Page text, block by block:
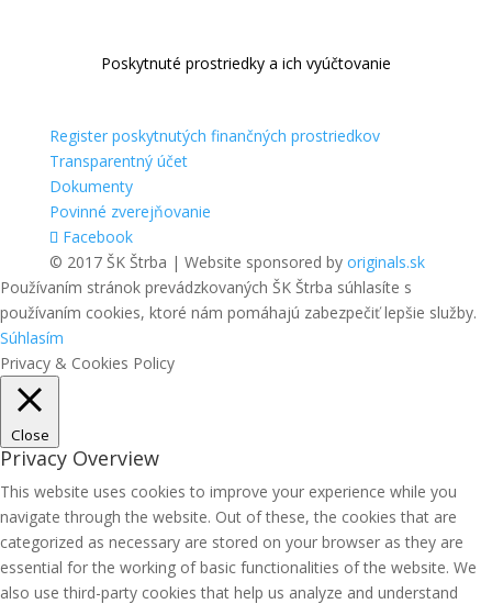
Poskytnuté prostriedky a ich vyúčtovanie
Register poskytnutých finančných prostriedkov
Transparentný účet
Dokumenty
Povinné zverejňovanie
Facebook
© 2017 ŠK Štrba | Website sponsored by originals.sk
Používaním stránok prevádzkovaných ŠK Štrba súhlasíte s
používaním cookies, ktoré nám pomáhajú zabezpečiť lepšie služby.
Súhlasím
Privacy & Cookies Policy
Close
Privacy Overview
This website uses cookies to improve your experience while you
navigate through the website. Out of these, the cookies that are
categorized as necessary are stored on your browser as they are
essential for the working of basic functionalities of the website. We
also use third-party cookies that help us analyze and understand